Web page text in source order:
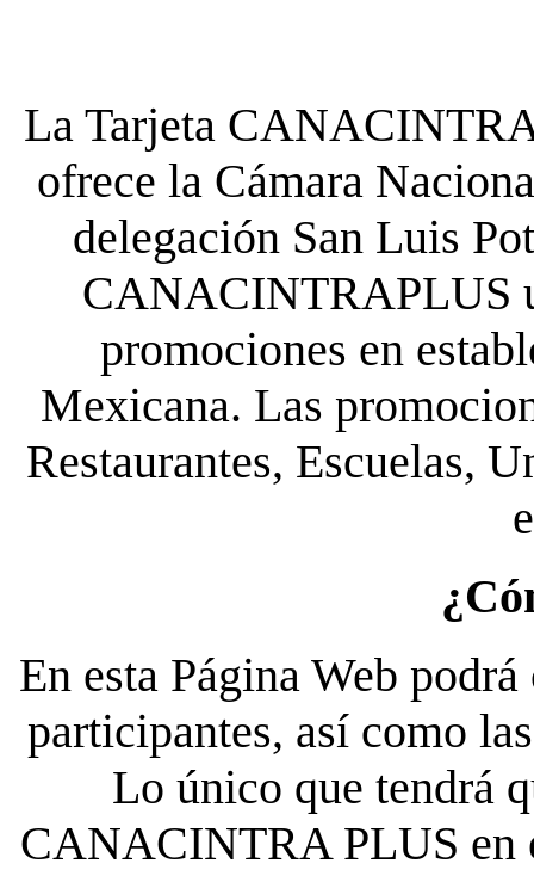
La Tarjeta
ofrece la Cámara
delegación San Luis
CANACINTRAPLUS
promociones en
Mexicana. Las
Restaurantes, Escuelas,
En esta Página Web
participantes, así como
Lo único que tendrá
CANACINTRA PLUS en